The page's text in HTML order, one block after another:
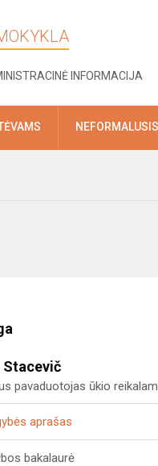
INFORMACIJA
Stacevič
pavaduotojas ūkio
aprašas
bakalaurė